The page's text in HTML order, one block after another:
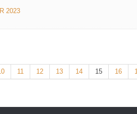
2023
11 12 13 14 15 16